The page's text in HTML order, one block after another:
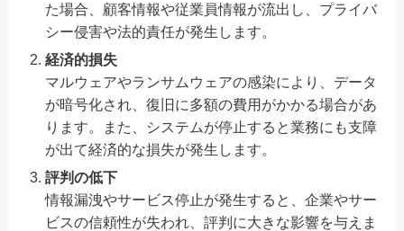
た場合、顧客情報や従業員情報が流出し、プライバ
シー侵害や法的責任が発生します。
経済的損失
マルウェアやランサムウェアの感染により、データ
が暗号化され、復旧に多額の費用がかかる場合があ
ります。また、システムが停止すると業務にも支障
が出て経済的な損失が発生します。
評判の低下
情報漏洩やサービス停止が発生すると、企業やサー
ビスの信頼性が失われ、評判に大きな影響を与えま